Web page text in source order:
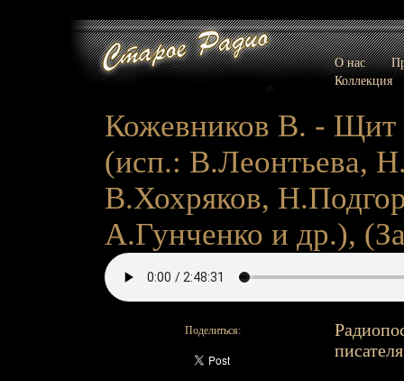
О нас
Коллекция
Кожевников В. - Щит
(исп.: В.Леонтьева,
В.Хохряков,
А.Гунченко и др.),
Поделиться: